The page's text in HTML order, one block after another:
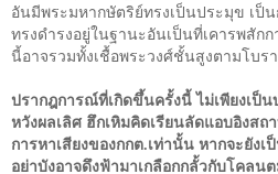
อันมีพระมหากษัตริย์ทรงเป็นประมุข เป็
ทรงดำรงอยู่ในฐานะอันเป็นที่เคารพสัก
นี้อาจรวมทั้งเชื้อพระวงศ์ชั้นสูงตามโบ
ปรากฎการณ์ที่เกิดขึ้นครั้งนี้ ไม่เพียงเป็น
หวังผลเลิศ ฮึกเหิมคิดเรียนลัดแอบอิงสถ
การหาเสียงของกกต.เท่านั้น หากจะยัง
อย่าบังอาจดึงฟ้ามาเกลือกกลั้วกับโคลน